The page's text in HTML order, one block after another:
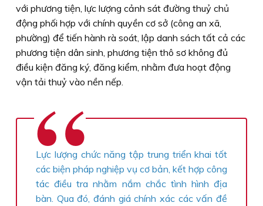
với phương tiện, lực lượng cảnh sát đường thuỷ chủ
động phối hợp với chính quyền cơ sở (công an xã,
phường) để tiến hành rà soát, lập danh sách tất cả các
phương tiện dân sinh, phương tiện thô sơ không đủ
điều kiện đăng ký, đăng kiểm, nhằm đưa hoạt động
vận tải thuỷ vào nền nếp.
Lực lượng chức năng tập trung triển khai tốt
các biện pháp nghiệp vụ cơ bản, kết hợp công
tác điều tra nhằm nắm chắc tình hình địa
bàn. Qua đó, đánh giá chính xác các vấn đề